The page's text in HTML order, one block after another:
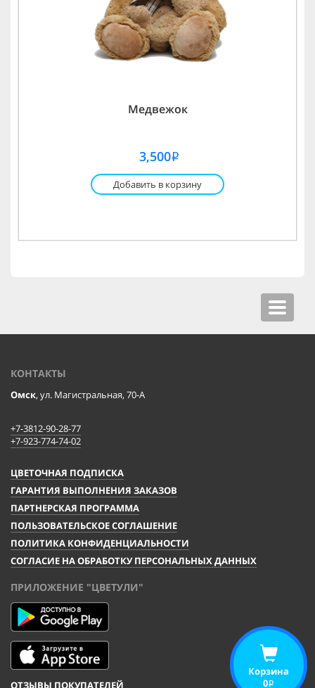
Медвежок
3,500i
Добавить в корзину
Toggle
КОНТАКТЫ
Омск, ул. Магистральная, 70-А
+7-3812-90-28-77
+7-923-774-74-02
ЦВЕТОЧНАЯ ПОДПИСКА
ГАРАНТИЯ ВЫПОЛНЕНИЯ ЗАКАЗОВ
ПАРТНЕРСКАЯ ПРОГРАММА
ПОЛЬЗОВАТЕЛЬСКОЕ СОГЛАШЕНИЕ
ПОЛИТИКА КОНФИДЕНЦИАЛЬНОСТИ
СОГЛАСИЕ НА ОБРАБОТКУ ПЕРСОНАЛЬНЫХ ДАННЫХ
ПРИЛОЖЕНИЕ "ЦВЕТУЛИ"
ОТЗЫВЫ ПОКУПАТЕЛЕЙ
Корзина
0i